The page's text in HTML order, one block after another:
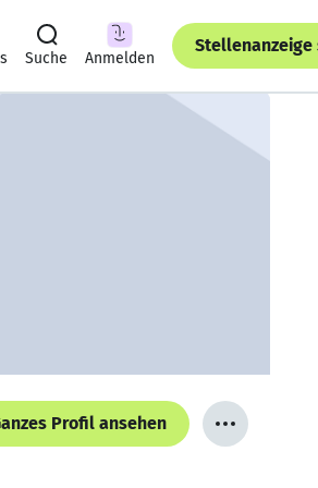
Suche Anmelden
Profil ansehen